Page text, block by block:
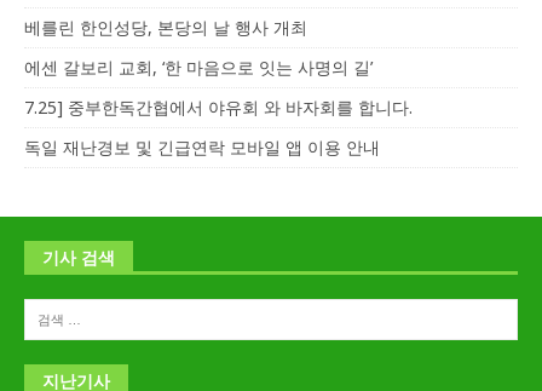
베를린 한인성당, 본당의 날 행사 개최
에센 갈보리 교회, ‘한 마음으로 잇는 사명의 길’
7.25] 중부한독간협에서 야유회 와 바자회를 합니다.
독일 재난경보 및 긴급연락 모바일 앱 이용 안내
기사 검색
지난기사